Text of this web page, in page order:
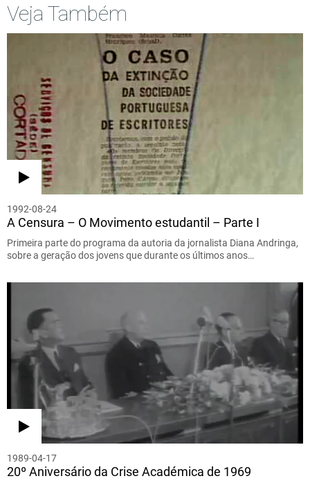
Veja Também
1992-08-24
A Censura – O Movimento estudantil – Parte I
Primeira parte do programa da autoria da jornalista Diana Andringa,
sobre a geração dos jovens que durante os últimos anos…
1989-04-17
20º Aniversário da Crise Académica de 1969